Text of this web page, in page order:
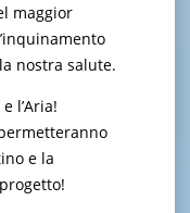
maggior
nostra salute.
l’Aria!
e la